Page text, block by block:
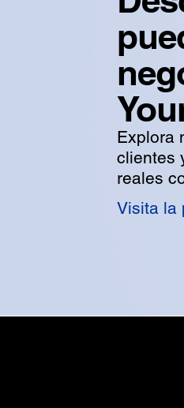
Explora
clientes
reales
Visita la